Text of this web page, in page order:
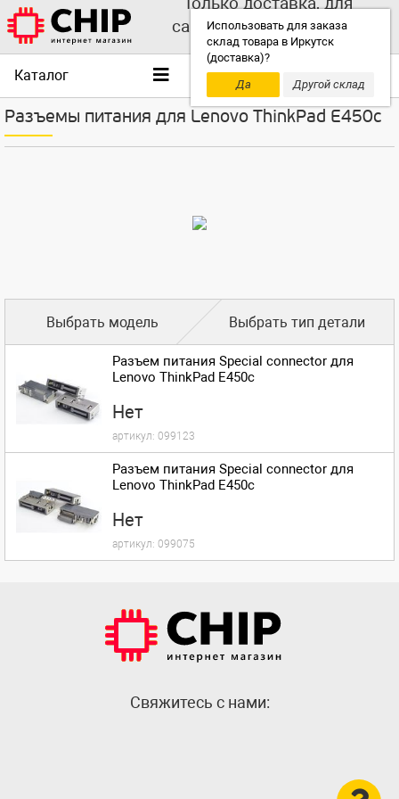
Использовать для заказа
склад товара в Иркутск
(доставка)?
Да
Другой склад
самовывоза выбирайте
другой склад!
Каталог
Разъемы питания для Lenovo ThinkPad E450c
Выбрать модель Выбрать тип детали
Разъем питания Special connector для
Lenovo ThinkPad E450c
Нет
артикул: 099123
Разъем питания Special connector для
Lenovo ThinkPad E450c
Нет
артикул: 099075
Cвяжитесь с нами: